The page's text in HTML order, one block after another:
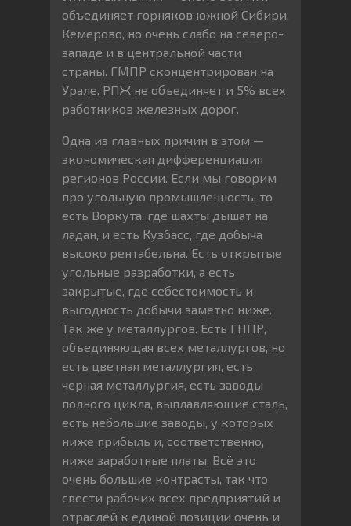
объединяет горняков южной Сибири,
Кемерово, но очень слабо на северо-
западе и в центральной части
страны. ГМПР сконцентрирован на
Урале. РПЖ не объединяет и 5% всех
работников железных дорог.
Одна из главных причин в этом —
экономическая дифференциация
регионов России. Если мы говорим
про угольную промышленность, то
есть Воркута, где шахты дышат на
ладан, и есть Кузбасс, где добыча
высоко рентабельна. Есть открытые
угольные разработки, а есть
закрытые, где себестоимость и
выгодность добычи заметно ниже.
Так же у металлургов. Есть ГНПР,
объединяющая всех металлургов, но
есть цветная металлургия, есть
черная металлургия, есть заводы
полного цикла, выплавляющие сталь,
есть небольшие заводы, у которых
ниже прибыль и, соответственно,
ниже заработные платы. Всё это
очень большие контрасты, так что
свести рабочих всех предприятий и
отраслей к единой позиции очень и